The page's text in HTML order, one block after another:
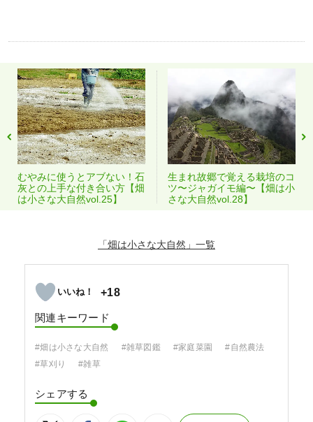
むやみに使うとアブない！石
灰との上手な付き合い方【畑
は小さな大自然vol.25】
生まれ故郷で覚える栽培のコ
ツ〜ジャガイモ編〜【畑は小
さな大自然vol.28】
「畑は小さな大自然」
+18
関連キーワード
#畑は小さな大自然 #雑草図鑑 #家庭菜園
#自然農法
#草刈り
#雑草
シェアする